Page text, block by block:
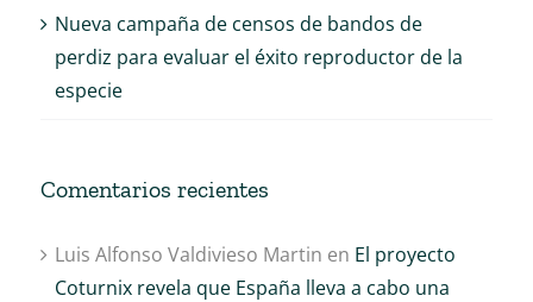
Nueva campaña de censos de bandos de
perdiz para evaluar el éxito reproductor de la
especie
Comentarios recientes
Luis Alfonso Valdivieso Martin en El proyecto
Coturnix revela que España lleva a cabo una